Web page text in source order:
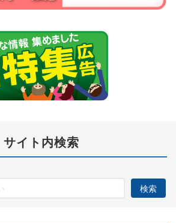
サイト内検索